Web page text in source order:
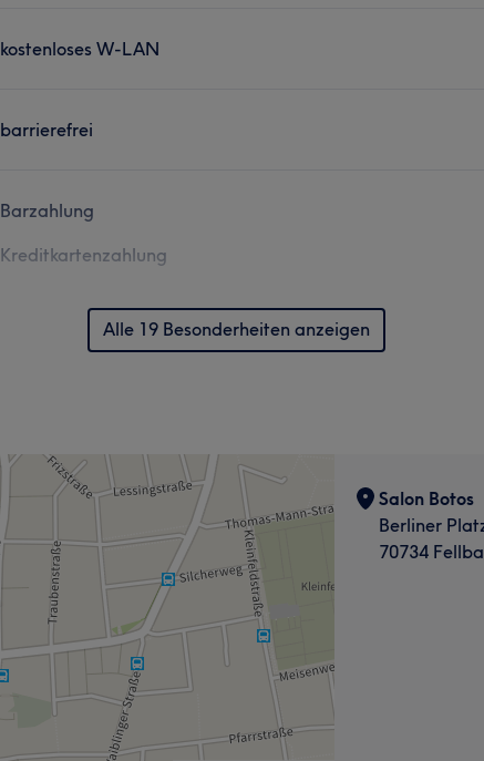
kostenloses W-LAN
barrierefrei
Barzahlung
Kreditkartenzahlung
Alle 19 Besonderheiten anzeigen
Salon Botos
Berliner
70734